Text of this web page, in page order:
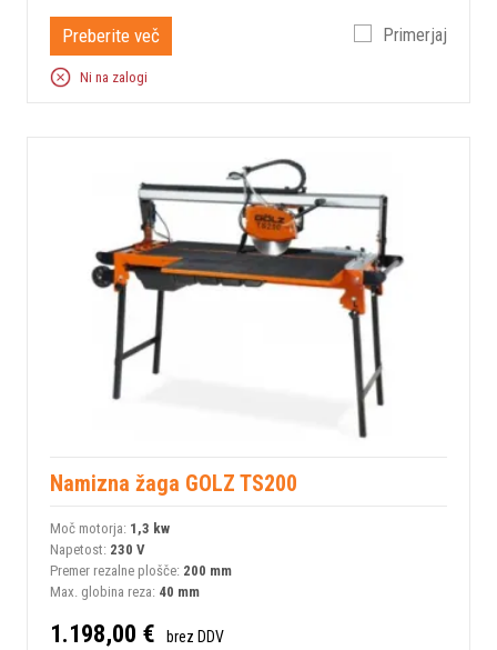
Preberite več Primerjaj
Ni na zalogi
Namizna žaga GOLZ TS200
Moč motorja: 1,3 kw
Napetost: 230 V
Premer rezalne plošče: 200 mm
Max. globina reza: 40 mm
1.198,00 € brez DDV